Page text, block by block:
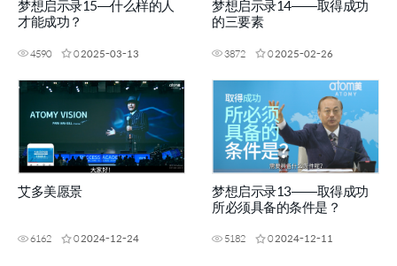
梦想启示录15—什么样的人
才能成功？
4590 02025-03-13
梦想启示录14——取得成功
的三要素
3872 02025-02-26
艾多美愿景
6162 02024-12-24
梦想启示录13——取得成功
所必须具备的条件是？
5182 02024-12-11